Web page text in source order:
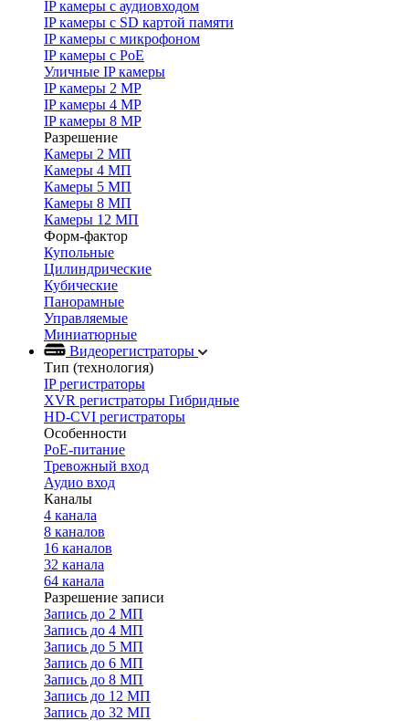
IP камеры с аудиовходом
IP камеры с SD картой памяти
IP камеры с микрофоном
IP камеры с PoE
Уличные IP камеры
IP камеры 2 MP
IP камеры 4 MP
IP камеры 8 MP
Разрешение
Камеры 2 МП
Камеры 4 МП
Камеры 5 МП
Камеры 8 МП
Камеры 12 МП
Форм-фактор
Купольные
Цилиндрические
Кубические
Панорамные
Управляемые
Миниатюрные
Видеорегистраторы
Тип (технология)
IP регистраторы
XVR регистраторы Гибридные
HD-CVI регистраторы
Особенности
PoE-питание
Тревожный вход
Аудио вход
Каналы
4 канала
8 каналов
16 каналов
32 канала
64 канала
Разрешение записи
Запись до 2 МП
Запись до 4 МП
Запись до 5 МП
Запись до 6 МП
Запись до 8 МП
Запись до 12 МП
Запись до 32 МП